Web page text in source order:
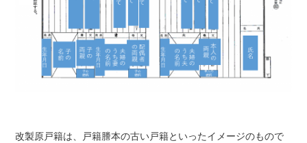
改製原戸籍は、戸籍謄本の古い戸籍といったイメージのもので